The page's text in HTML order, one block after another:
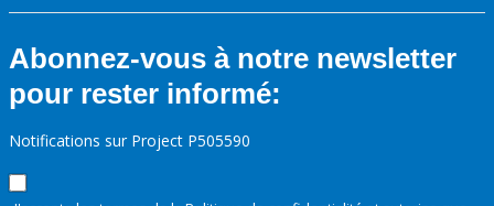
Abonnez-vous à notre newsletter
pour rester informé:
Notifications sur Project P505590